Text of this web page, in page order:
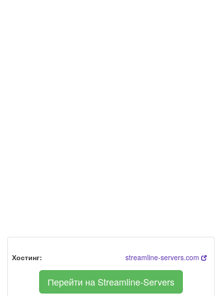
Хостинг: streamline-servers.com
Перейти на Streamline-Servers